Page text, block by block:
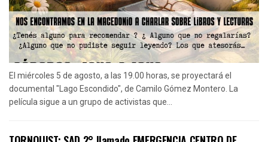
El miércoles 5 de agosto, a las 19.00 horas, se proyectará el
documental "Lago Escondido", de Camilo Gómez Montero. La
película sigue a un grupo de activistas que...